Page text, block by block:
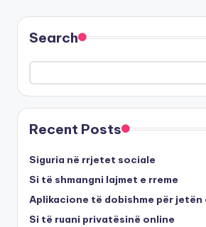
Search
Recent Posts
Siguria në rrjetet sociale
Si të shmangni lajmet e rreme
Aplikacione të dobishme për jetën
Si të ruani privatësinë online